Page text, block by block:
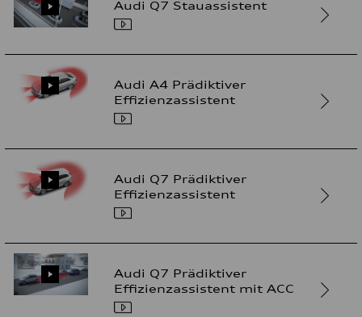
Audi Q7 Stauassistent
Audi A4 Prädiktiver
Effizienzassistent
Audi Q7 Prädiktiver
Effizienzassistent
Audi Q7 Prädiktiver
Effizienzassistent mit ACC